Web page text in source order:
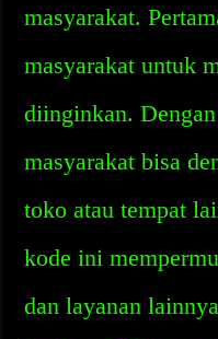
masyarakat.
masyarakat untuk
diinginkan.
masyarakat bisa
toko atau tempat
kode ini
dan layanan